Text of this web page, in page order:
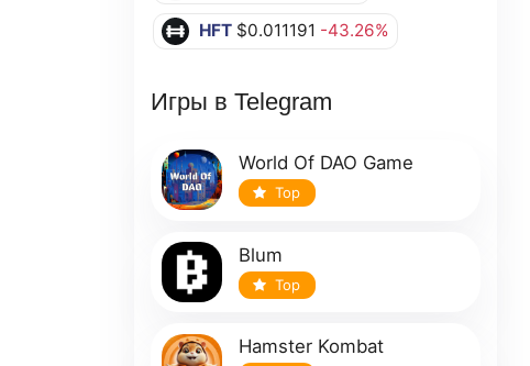
HFT $0.011191 -43.26%
Игры в Telegram
World Of DAO Game
Top
Blum
Top
Hamster Kombat